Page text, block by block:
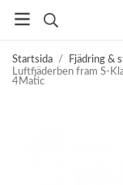
Startsida / Fjädring &
Luftfjäderben fram S-
4Matic